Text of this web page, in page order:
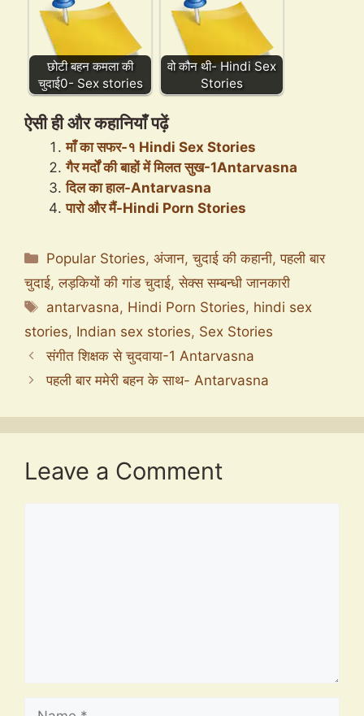
छोटी बहन कमला की
चुदाई0- Sex stories
वो कौन थी- Hindi Sex
Stories
ऐसी ही और कहानियाँ पढ़ें
माँ का सफर-१ Hindi Sex Stories
गैर मर्दों की बाहों में मिलत सुख-1Antarvasna
दिल का हाल-Antarvasna
पारो और मैं-Hindi Porn Stories
Categories
Popular Stories,अंजान,चुदाई की कहानी,पहली बार
चुदाई,लड़कियों की गांड चुदाई,सेक्स सम्बन्धी जानकारी
Tags
antarvasna, Hindi Porn Stories, hindi sex
stories, Indian sex stories, Sex Stories
संगीत शिक्षक से चुदवाया-1 Antarvasna
पहली बार ममेरी बहन के साथ- Antarvasna
Leave a Comment
Name